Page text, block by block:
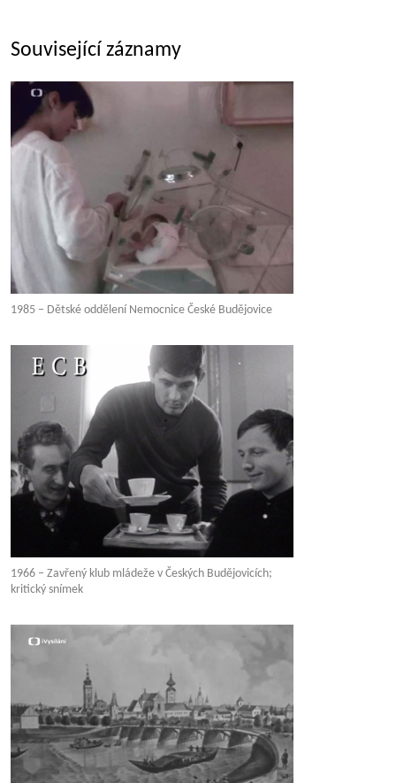
Související záznamy
1985 – Dětské oddělení Nemocnice České Budějovice
1966 – Zavřený klub mládeže v Českých Budějovicích;
kritický snímek